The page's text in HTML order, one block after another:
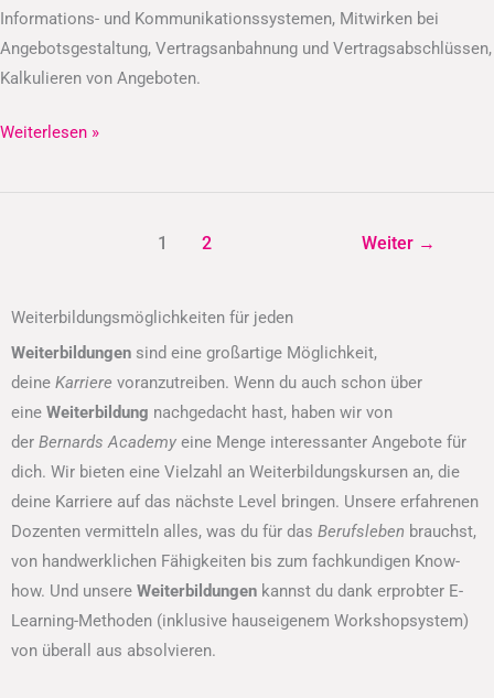
Informations- und Kommunikationssystemen, Mitwirken bei
Angebotsgestaltung, Vertragsanbahnung und Vertragsabschlüssen,
Kalkulieren von Angeboten.
Weiterlesen »
1 2 Weiter →
Weiterbildungsmöglichkeiten für jeden
Weiterbildungen sind eine großartige Möglichkeit,
deine Karriere voranzutreiben. Wenn du auch schon über
eine Weiterbildung nachgedacht hast, haben wir von
der Bernards Academy eine Menge interessanter Angebote für
dich. Wir bieten eine Vielzahl an Weiterbildungskursen an, die
deine Karriere auf das nächste Level bringen. Unsere erfahrenen
Dozenten vermitteln alles, was du für das Berufsleben brauchst,
von handwerklichen Fähigkeiten bis zum fachkundigen Know-
how. Und unsere Weiterbildungen kannst du dank erprobter E-
Learning-Methoden (inklusive hauseigenem Workshopsystem)
von überall aus absolvieren.